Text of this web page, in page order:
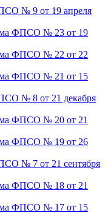
№ 9 от 19 апреля
ФПСО № 23 от 19
ФПСО № 22 от 22
ФПСО № 21 от 15
№ 8 от 21 декабря
ФПСО № 20 от 21
ФПСО № 19 от 26
№ 7 от 21 сентября
ФПСО № 18 от 21
ФПСО № 17 от 15